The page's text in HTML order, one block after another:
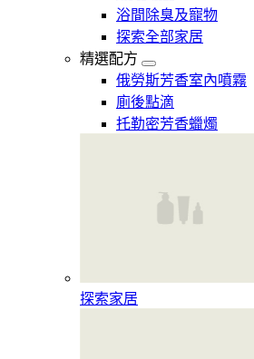
浴間除臭及寵物
探索全部家居
精選配方
俄勞斯芳香室內噴霧
廁後點滴
托勒密芳香蠟燭
探索家居